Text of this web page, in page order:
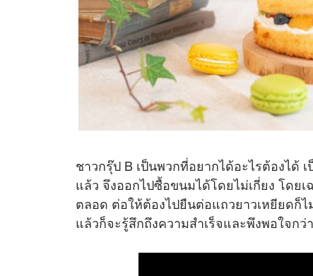
ชาวกรุ๊ป B เป็นพวกที่อยากได้อะไรต้องได้
แล้ว จึงออกไปซื้อขนมได้โดยไม่เกี่ยง โดย
ตลอด ต่อให้ต้องไปยืนต่อแถวยาวเหยียดก็
แล้วก็จะรู้สึกถึงความสำเร็จและพึงพอใจกว่